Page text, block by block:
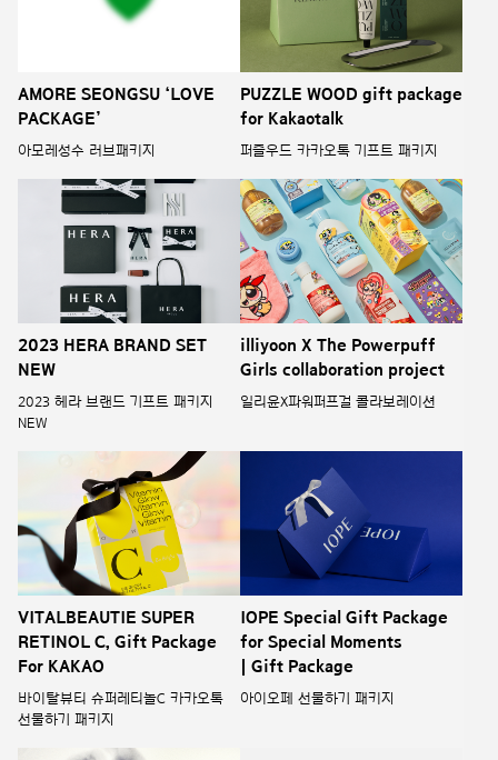
AMORE SEONGSU ‘LOVE
PACKAGE’
아모레성수 러브패키지
PUZZLE WOOD gift package
for Kakaotalk
퍼즐우드 카카오톡 기프트 패키지
2023 HERA BRAND SET
NEW
2023 헤라 브랜드 기프트 패키지
NEW
illiyoon X The Powerpuff
Girls collaboration project
일리윤X파워퍼프걸 콜라보레이션
VITALBEAUTIE SUPER
RETINOL C, Gift Package
For KAKAO
바이탈뷰티 슈퍼레티놀C 카카오톡
선물하기 패키지
IOPE Special Gift Package
for Special Moments
| Gift Package
아이오페 선물하기 패키지